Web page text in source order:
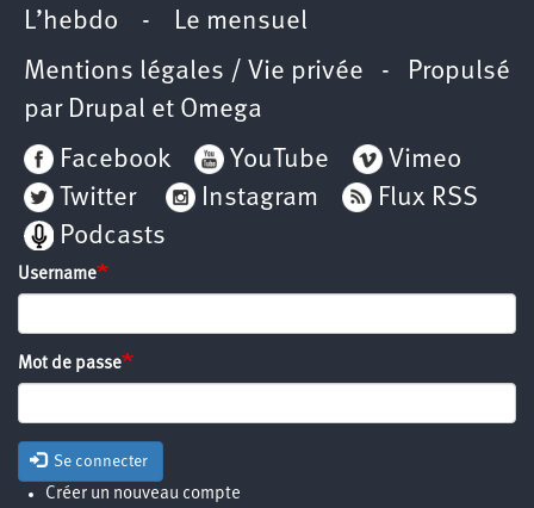
L’hebdo -
Le mensuel
Mentions légales / Vie privée - Propulsé
par Drupal et Omega
Facebook
YouTube
Vimeo
Twitter
Instagram
Flux RSS
Podcasts
Username
Mot de passe
Se connecter
Créer un nouveau compte